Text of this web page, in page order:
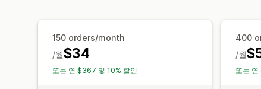
150 orders/month
$34
/월
또는 연 $367 및 10% 할인
400
/월
또는